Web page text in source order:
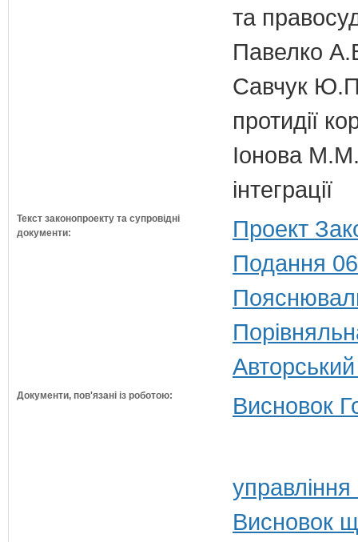
та
Павелко
Савчук Ю.П.
протидії
Іонова М.М.
інтеграції
Текст законопроекту та супровідні
документи:
Проект
Подання
Документи, пов'язані із роботою: Висновок
Висновок